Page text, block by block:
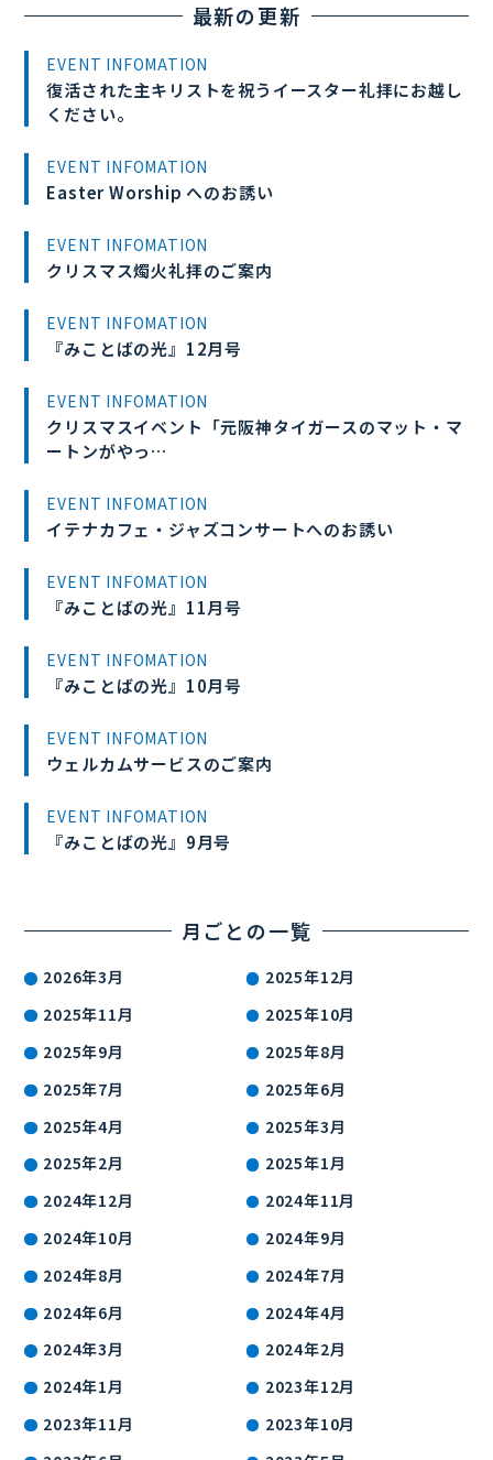
最新の更新
EVENT INFOMATION
復活された主キリストを祝うイースター礼拝にお越し
ください。
EVENT INFOMATION
Easter Worship へのお誘い
EVENT INFOMATION
クリスマス燭火礼拝のご案内
EVENT INFOMATION
『みことばの光』12月号
EVENT INFOMATION
クリスマスイベント「元阪神タイガースのマット・マ
ートンがやっ…
EVENT INFOMATION
イテナカフェ・ジャズコンサートへのお誘い
EVENT INFOMATION
『みことばの光』11月号
EVENT INFOMATION
『みことばの光』10月号
EVENT INFOMATION
ウェルカムサービスのご案内
EVENT INFOMATION
『みことばの光』9月号
月ごとの一覧
2026年3月
2025年12月
2025年11月
2025年10月
2025年9月
2025年8月
2025年7月
2025年6月
2025年4月
2025年3月
2025年2月
2025年1月
2024年12月
2024年11月
2024年10月
2024年9月
2024年8月
2024年7月
2024年6月
2024年4月
2024年3月
2024年2月
2024年1月
2023年12月
2023年11月
2023年10月